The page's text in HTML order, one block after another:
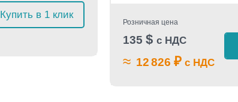
Купить в 1 клик
Розничная цена
135 $ с НДС
≈ 12 826 ₽ с НДС